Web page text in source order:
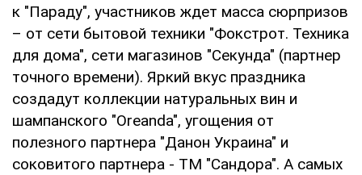
к "Параду", участников ждет масса сюрпризов
– от сети бытовой техники "Фокстрот. Техника
для дома", сети магазинов "Секунда" (партнер
точного времени). Яркий вкус праздника
создадут коллекции натуральных вин и
шампанского "Oreanda", угощения от
полезного партнера "Данон Украина" и
соковитого партнера - ТМ "Сандора". А самых